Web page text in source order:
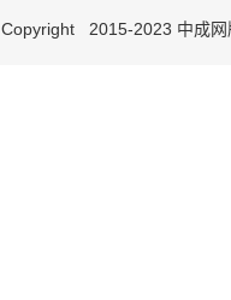
Copyright 2015-2023 中成